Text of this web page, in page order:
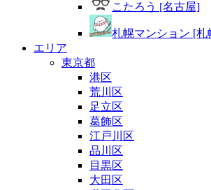
こたろう [名古屋]
札幌マンション [札
エリア
東京都
港区
荒川区
足立区
葛飾区
江戸川区
品川区
目黒区
大田区